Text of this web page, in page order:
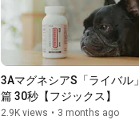
3AマグネシアS「ライバル」
篇 30秒【フジックス】
2.9K views • 3 months ago